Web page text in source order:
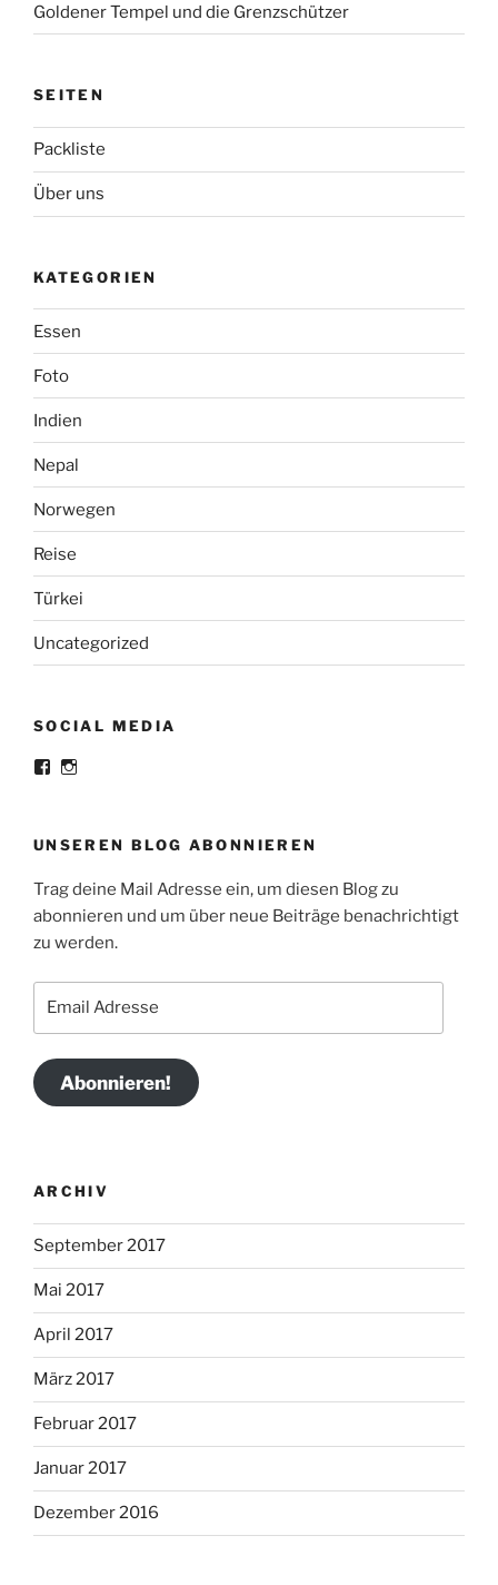
Goldener Tempel und die Grenzschützer
SEITEN
Packliste
Über uns
KATEGORIEN
Essen
Foto
Indien
Nepal
Norwegen
Reise
Türkei
Uncategorized
SOCIAL MEDIA
Profil
Facebook
anzeigen
Profil
Instagram
anzeigen
UNSEREN BLOG ABONNIEREN
Trag deine Mail Adresse ein, um diesen Blog zu
abonnieren und um über neue Beiträge benachrichtigt
zu werden.
Abonnieren!
ARCHIV
September 2017
Mai 2017
April 2017
März 2017
Februar 2017
Januar 2017
Dezember 2016